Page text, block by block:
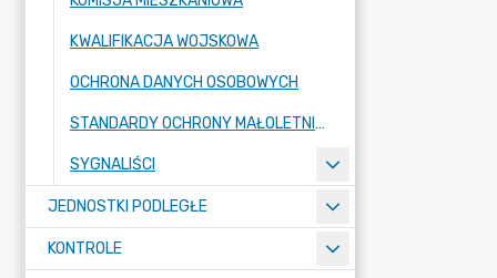
KWALIFIKACJA WOJSKOWA
OCHRONA DANYCH OSOBOWYCH
STANDARDY OCHRONY MAŁOLETNICH
SYGNALIŚCI
JEDNOSTKI PODLEGŁE
KONTROLE